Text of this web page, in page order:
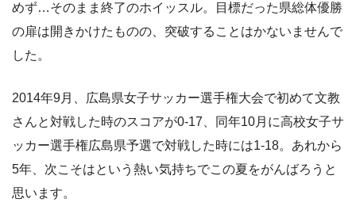
めず…そのまま終了のホイッスル。目標だった県総体優勝
の扉は開きかけたものの、突破することはかないませんで
した。
2014年9月、広島県女子サッカー選手権大会で初めて文教
さんと対戦した時のスコアが0-17、同年10月に高校女子サ
ッカー選手権広島県予選で対戦した時には1-18。あれから
5年、次こそはという熱い気持ちでこの夏をがんばろうと
思います。